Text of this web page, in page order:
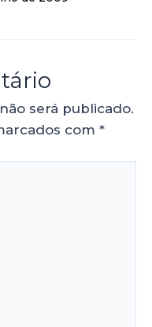
será publicado.
com *